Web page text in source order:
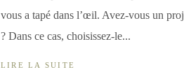
vous a tapé dans l’œil. Avez-vous un
? Dans ce cas, choisissez-le...
LIRE LA SUITE